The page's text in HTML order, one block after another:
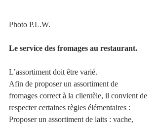
Photo P.L.W.
Le service des fromages au restaurant.
L’assortiment doit être varié.
Afin de proposer un assortiment de
fromages correct à la clientèle, il convient de
respecter certaines règles élémentaires :
Proposer un assortiment de laits : vache,